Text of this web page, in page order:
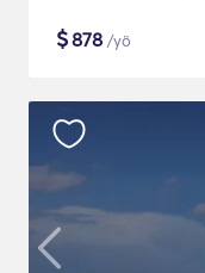
$878 /yö